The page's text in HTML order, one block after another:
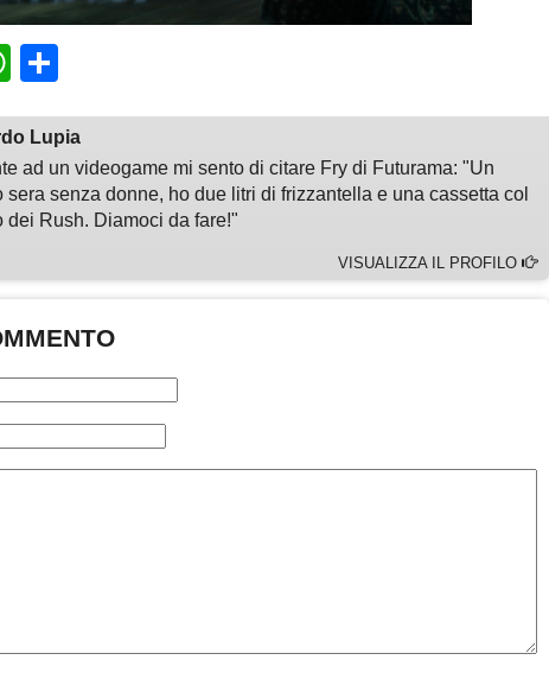
WhatsApp
Lupia
ad un videogame mi sento di citare Fry di Futurama: "Un
sera senza donne, ho due litri di frizzantella e una cassetta col
dei Rush. Diamoci da fare!"
VISUALIZZA IL PROFILO